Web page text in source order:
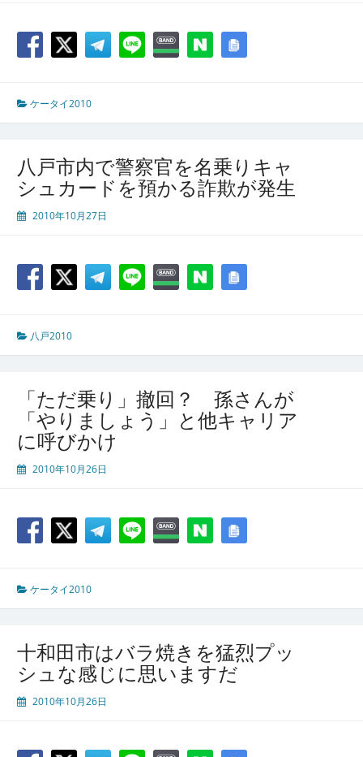
ケータイ2010
八戸市内で警察官を名乗りキャ
シュカードを預かる詐欺が発生
2010年10月27日
八戸2010
「ただ乗り」撤回？ 孫さんが
「やりましょう」と他キャリア
に呼びかけ
2010年10月26日
ケータイ2010
十和田市はバラ焼きを猛烈プッ
シュな感じに思いますだ
2010年10月26日